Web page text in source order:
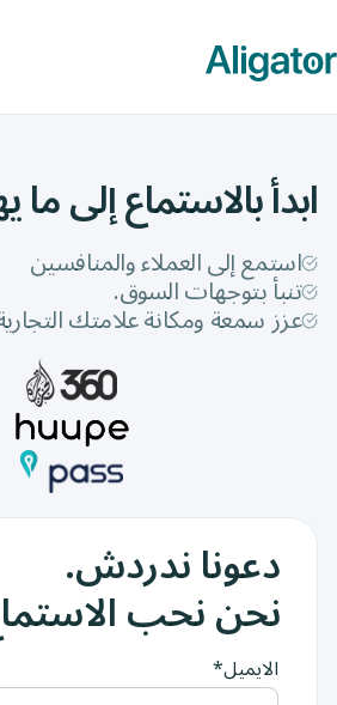
بالاستماع إلى ما يهمّ.
إلى العملاء والمنافسين
بتوجهات السوق.
سمعة ومكانة علامتك التجارية
دعونا ندردش.
نحن نحب الاستماع!
الايميل*